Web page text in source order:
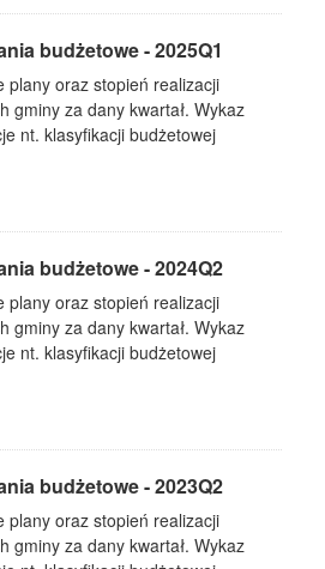
budżetowe - 2025Q1
plany oraz stopień realizacji
gminy za dany kwartał. Wykaz
nt. klasyfikacji budżetowej
budżetowe - 2024Q2
plany oraz stopień realizacji
gminy za dany kwartał. Wykaz
nt. klasyfikacji budżetowej
budżetowe - 2023Q2
plany oraz stopień realizacji
gminy za dany kwartał. Wykaz